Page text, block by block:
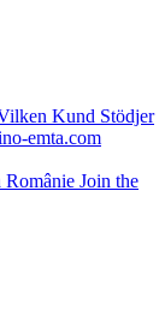
Kund Stödjer
emta.com
Join the